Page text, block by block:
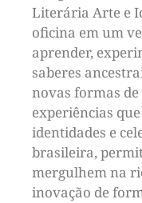
Literária Arte e
oficina em um
aprender,
saberes
novas formas
experiências
identidades e
brasileira,
mergulhem na
inovação de